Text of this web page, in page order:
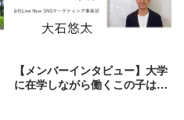
【メンバーインタビュー】大学
に在学しながら働くこの子は一